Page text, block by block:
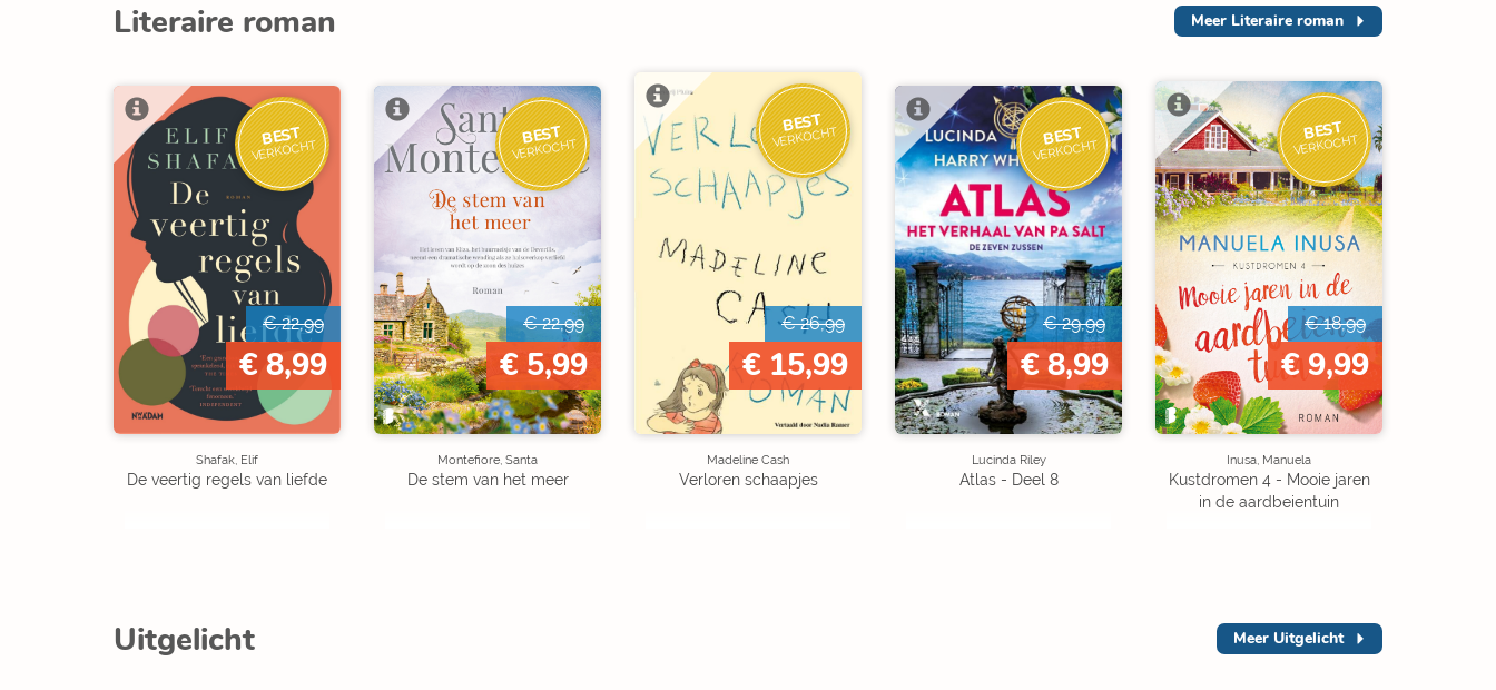
Literaire roman Meer Literaire roman
BEST
VERKOCHT
€ 22,99
€ 8,99
Shafak, Elif
De veertig regels van liefde
BEST
VERKOCHT
€ 22,99
€ 5,99
Montefiore, Santa
De stem van het meer
BEST
VERKOCHT
€ 26,99
€ 15,99
Madeline Cash
Verloren schaapjes
BEST
VERKOCHT
€ 29,99
€ 8,99
Lucinda Riley
Atlas - Deel 8
BEST
VERKOCHT
€ 18,99
€ 9,99
Inusa, Manuela
Kustdromen 4 - Mooie jaren
in de aardbeientuin
Uitgelicht Meer Uitgelicht